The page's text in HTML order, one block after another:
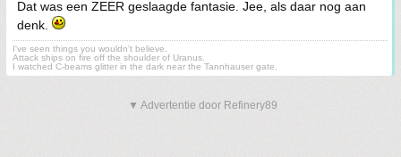
Dat was een ZEER geslaagde fantasie. Jee, als daar nog aan
denk.
I've seen things you wouldn't believe.
Attack ships on fire off the shoulder of Uranus.
I watched C-beams glitter in the dark near the Tannhauser gate.
▼ Advertentie door Refinery89